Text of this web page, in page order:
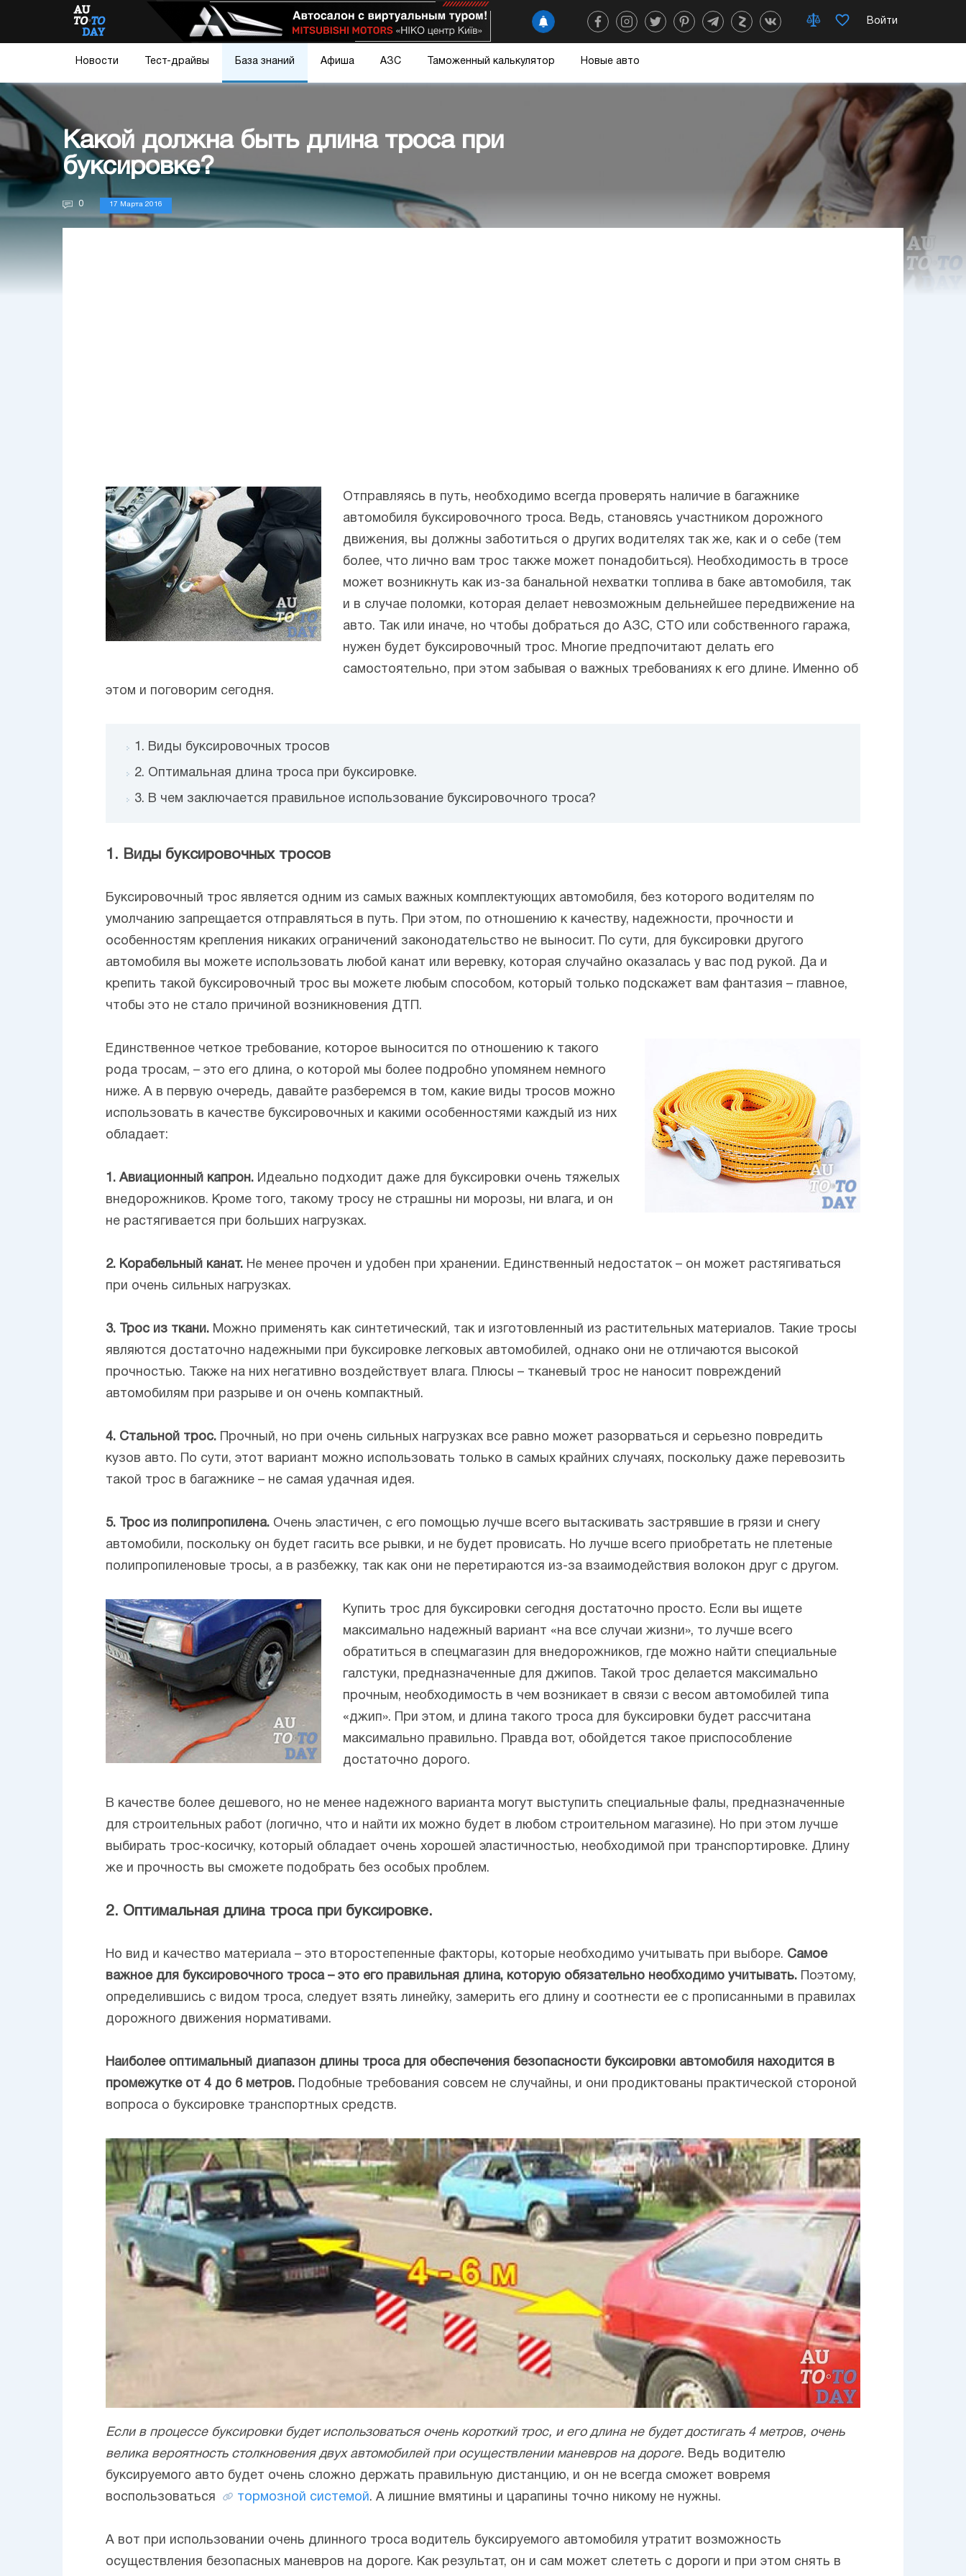
Войти
Новости Тест-драйвы База знаний Афиша АЗС Таможенный калькулятор Новые авто
Какой должна быть длина троса при
буксировке?
0 17 Марта 2016
Отправляясь в путь, необходимо всегда проверять наличие в багажнике
автомобиля буксировочного троса. Ведь, становясь участником дорожного
движения, вы должны заботиться о других водителях так же, как и о себе (тем
более, что лично вам трос также может понадобиться). Необходимость в тросе
может возникнуть как из-за банальной нехватки топлива в баке автомобиля, так
и в случае поломки, которая делает невозможным дельнейшее передвижение на
авто. Так или иначе, но чтобы добраться до АЗС, СТО или собственного гаража,
нужен будет буксировочный трос. Многие предпочитают делать его
самостоятельно, при этом забывая о важных требованиях к его длине. Именно об
этом и поговорим сегодня.
1. Виды буксировочных тросов
2. Оптимальная длина троса при буксировке.
3. В чем заключается правильное использование буксировочного троса?
1. Виды буксировочных тросов
Буксировочный трос является одним из самых важных комплектующих автомобиля, без которого водителям по
умолчанию запрещается отправляться в путь. При этом, по отношению к качеству, надежности, прочности и
особенностям крепления никаких ограничений законодательство не выносит. По сути, для буксировки другого
автомобиля вы можете использовать любой канат или веревку, которая случайно оказалась у вас под рукой. Да и
крепить такой буксировочный трос вы можете любым способом, который только подскажет вам фантазия – главное,
чтобы это не стало причиной возникновения ДТП.
Единственное четкое требование, которое выносится по отношению к такого
рода тросам, – это его длина, о которой мы более подробно упомянем немного
ниже. А в первую очередь, давайте разберемся в том, какие виды тросов можно
использовать в качестве буксировочных и какими особенностями каждый из них
обладает:
1. Авиационный капрон. Идеально подходит даже для буксировки очень тяжелых
внедорожников. Кроме того, такому тросу не страшны ни морозы, ни влага, и он
не растягивается при больших нагрузках.
2. Корабельный канат. Не менее прочен и удобен при хранении. Единственный недостаток – он может растягиваться
при очень сильных нагрузках.
3. Трос из ткани. Можно применять как синтетический, так и изготовленный из растительных материалов. Такие тросы
являются достаточно надежными при буксировке легковых автомобилей, однако они не отличаются высокой
прочностью. Также на них негативно воздействует влага. Плюсы – тканевый трос не наносит повреждений
автомобилям при разрыве и он очень компактный.
4. Стальной трос. Прочный, но при очень сильных нагрузках все равно может разорваться и серьезно повредить
кузов авто. По сути, этот вариант можно использовать только в самых крайних случаях, поскольку даже перевозить
такой трос в багажнике – не самая удачная идея.
5. Трос из полипропилена. Очень эластичен, с его помощью лучше всего вытаскивать застрявшие в грязи и снегу
автомобили, поскольку он будет гасить все рывки, и не будет провисать. Но лучше всего приобретать не плетеные
полипропиленовые тросы, а в разбежку, так как они не перетираются из-за взаимодействия волокон друг с другом.
Купить трос для буксировки сегодня достаточно просто. Если вы ищете
максимально надежный вариант «на все случаи жизни», то лучше всего
обратиться в спецмагазин для внедорожников, где можно найти специальные
галстуки, предназначенные для джипов. Такой трос делается максимально
прочным, необходимость в чем возникает в связи с весом автомобилей типа
«джип». При этом, и длина такого троса для буксировки будет рассчитана
максимально правильно. Правда вот, обойдется такое приспособление
достаточно дорого.
В качестве более дешевого, но не менее надежного варианта могут выступить специальные фалы, предназначенные
для строительных работ (логично, что и найти их можно будет в любом строительном магазине). Но при этом лучше
выбирать трос-косичку, который обладает очень хорошей эластичностью, необходимой при транспортировке. Длину
же и прочность вы сможете подобрать без особых проблем.
2. Оптимальная длина троса при буксировке.
Но вид и качество материала – это второстепенные факторы, которые необходимо учитывать при выборе. Самое
важное для буксировочного троса – это его правильная длина, которую обязательно необходимо учитывать. Поэтому,
определившись с видом троса, следует взять линейку, замерить его длину и соотнести ее с прописанными в правилах
дорожного движения нормативами.
Наиболее оптимальный диапазон длины троса для обеспечения безопасности буксировки автомобиля находится в
промежутке от 4 до 6 метров.
Подобные требования совсем не случайны, и они продиктованы практической стороной
вопроса о буксировке транспортных средств.
Если в процессе буксировки будет использоваться очень короткий трос, и его длина не будет достигать 4 метров, очень
велика вероятность столкновения двух автомобилей при осуществлении маневров на дороге. Ведь водителю
буксируемого авто будет очень сложно держать правильную дистанцию, и он не всегда сможет вовремя
воспользоваться
тормозной системой. А лишние вмятины и царапины точно никому не нужны.
А вот при использовании очень длинного троса водитель буксируемого автомобиля утратит возможность
осуществления безопасных маневров на дороге. Как результат, он и сам может слететь с дороги и при этом снять в